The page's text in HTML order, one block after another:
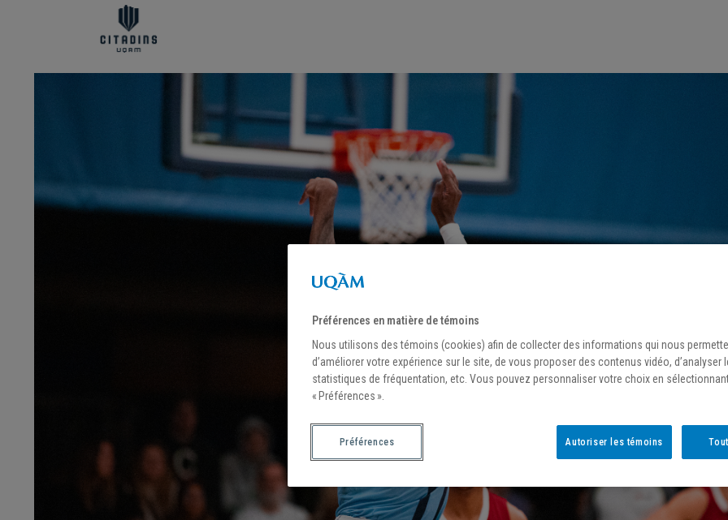
Préférences en matière de témoins
Nous utilisons des témoins (cookies) afin de collecter des informations qui nous
d’améliorer votre expérience sur le site, de vous proposer des contenus vidéo, d’analyser
statistiques de fréquentation, etc. Vous pouvez personnaliser votre choix en
« Préférences ».
Autoriser les témoins
Préférences